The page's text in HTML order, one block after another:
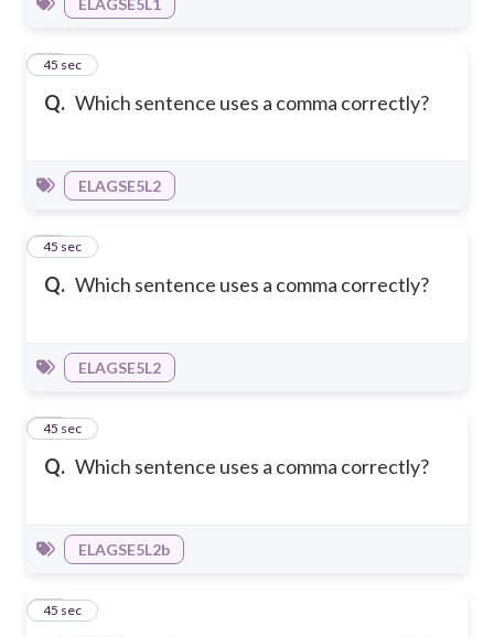
Q. Which sentence uses a comma correctly?
11
45 sec
ELAGSE5L2
Q. Which sentence uses a comma correctly?
12
45 sec
ELAGSE5L2
Q. Which sentence uses a comma correctly?
13
45 sec
ELAGSE5L2b
14
45 sec